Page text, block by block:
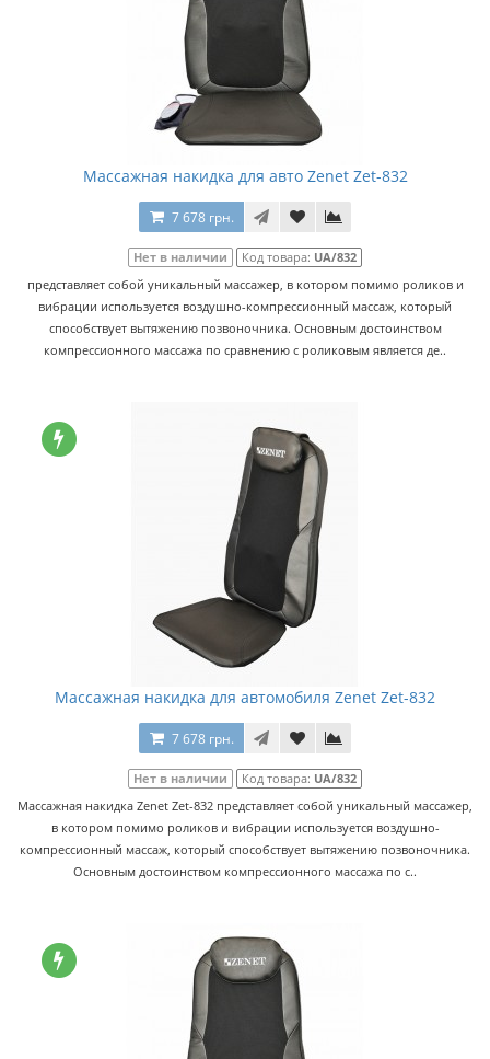
Массажная накидка для авто Zenet Zet-832
7 678 грн.
Нет в наличии Код товара: UA/832
представляет собой уникальный массажер, в котором помимо роликов и
вибрации используется воздушно-компрессионный массаж, который
способствует вытяжению позвоночника. Основным достоинством
компрессионного массажа по сравнению с роликовым является де..
Массажная накидка для автомобиля Zenet Zet-832
7 678 грн.
Нет в наличии Код товара: UA/832
Массажная накидка Zenet Zet-832 представляет собой уникальный массажер,
в котором помимо роликов и вибрации используется воздушно-
компрессионный массаж, который способствует вытяжению позвоночника.
Основным достоинством компрессионного массажа по с..